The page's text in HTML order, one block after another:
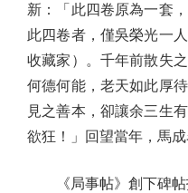
新：「此四卷原為一套
此四卷者，僅吳榮光一
收藏家）。千年前散失
何德何能，老天如此厚
見之善本，卻讓余三生
欲狂！」回望當年，馬成
《局事帖》創下碑帖